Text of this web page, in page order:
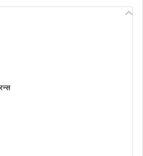
पर्सनल बेलोनगिंग्स